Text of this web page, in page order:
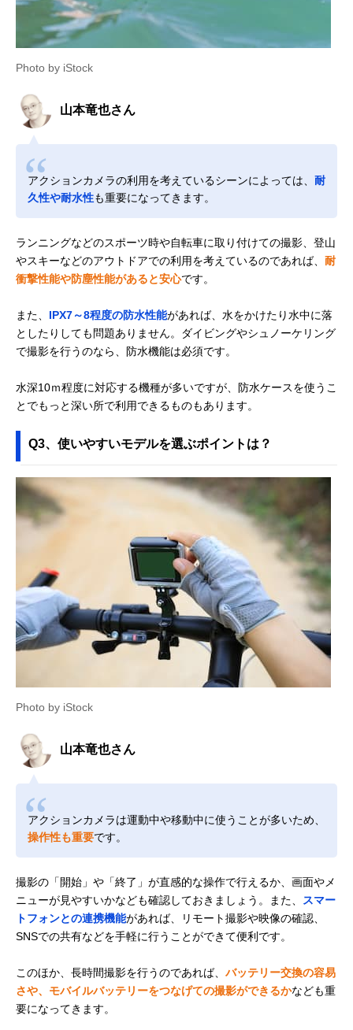
Photo by iStock
山本竜也さん
アクションカメラの利用を考えているシーンによっては、 耐
久性や耐水性も重要になってきます。
ランニングなどのスポーツ時や自転車に取り付けての撮影、登山
やスキーなどのアウトドアでの利用を考えているのであれば、 耐
衝撃性能や防塵性能があると安心です。
また、 IPX7～8程度の防水性能があれば、水をかけたり水中に落
としたりしても問題ありません。ダイビングやシュノーケリング
で撮影を行うのなら、防水機能は必須です。
水深10ｍ程度に対応する機種が多いですが、防水ケースを使うこ
とでもっと深い所で利用できるものもあります。
Q3、使いやすいモデルを選ぶポイントは？
Photo by iStock
山本竜也さん
アクションカメラは運動中や移動中に使うことが多いため、
操作性も重要です。
撮影の「開始」や「終了」が直感的な操作で行えるか、画面やメ
ニューが見やすいかなども確認しておきましょう。また、 スマー
トフォンとの連携機能があれば、リモート撮影や映像の確認、
SNSでの共有などを手軽に行うことができて便利です。
このほか、長時間撮影を行うのであれば、 バッテリー交換の容易
さや、モバイルバッテリーをつなげての撮影ができるかなども重
要になってきます。